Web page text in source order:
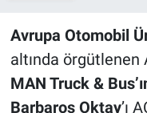
Avrupa Otomobil
altında
MAN Truck &
Barbaros Oktay’ı